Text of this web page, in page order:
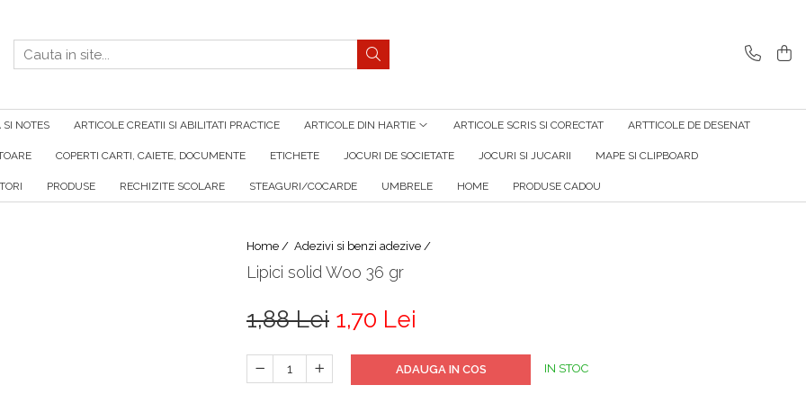
NOTES ARTICOLE CREATII SI ABILITATI PRACTICE ARTICOLE DIN HARTIE ARTICOLE SCRIS SI CORECTAT ARTTICOLE DE DESENAT
COPERTI CARTI, CAIETE, DOCUMENTE ETICHETE JOCURI DE SOCIETATE JOCURI SI JUCARII MAPE SI CLIPBOARD
PRODUSE RECHIZITE SCOLARE STEAGURI/COCARDE UMBRELE HOME PRODUSE CADOU
Home / Adezivi si benzi adezive /
Lipici solid Woo 36 gr
1,88 Lei 1,70 Lei
ADAUGA IN COS IN STOC